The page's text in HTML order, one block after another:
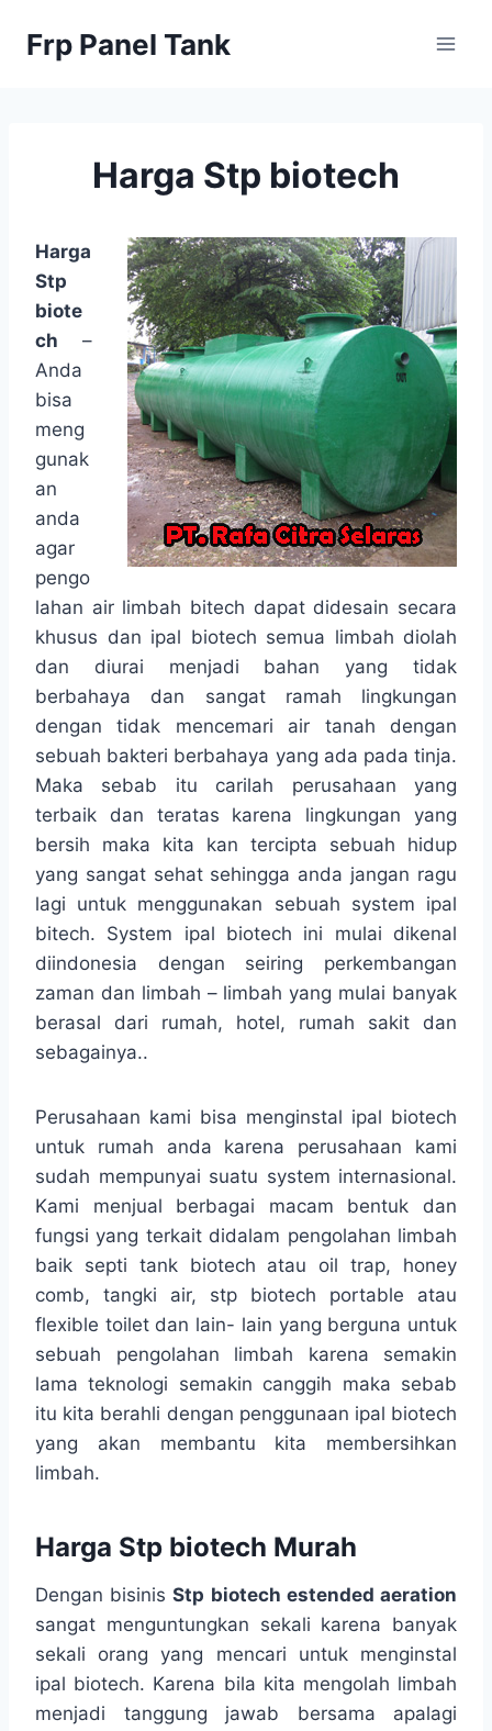
Frp Panel Tank
Harga Stp biotech
Harga
Stp
biote
ch –
Anda
bisa
meng
gunak
an
anda
agar
pengo
lahan air limbah bitech dapat didesain secara
khusus dan ipal biotech semua limbah diolah
dan diurai menjadi bahan yang tidak
berbahaya dan sangat ramah lingkungan
dengan tidak mencemari air tanah dengan
sebuah bakteri berbahaya yang ada pada tinja.
Maka sebab itu carilah perusahaan yang
terbaik dan teratas karena lingkungan yang
bersih maka kita kan tercipta sebuah hidup
yang sangat sehat sehingga anda jangan ragu
lagi untuk menggunakan sebuah system ipal
bitech. System ipal biotech ini mulai dikenal
diindonesia dengan seiring perkembangan
zaman dan limbah – limbah yang mulai banyak
berasal dari rumah, hotel, rumah sakit dan
sebagainya..
Perusahaan kami bisa menginstal ipal biotech
untuk rumah anda karena perusahaan kami
sudah mempunyai suatu system internasional.
Kami menjual berbagai macam bentuk dan
fungsi yang terkait didalam pengolahan limbah
baik septi tank biotech atau oil trap, honey
comb, tangki air, stp biotech portable atau
flexible toilet dan lain- lain yang berguna untuk
sebuah pengolahan limbah karena semakin
lama teknologi semakin canggih maka sebab
itu kita berahli dengan penggunaan ipal biotech
yang akan membantu kita membersihkan
limbah.
Harga Stp biotech Murah
Dengan bisinisStp biotech estended aeration
sangat menguntungkan sekali karena banyak
sekali orang yang mencari untuk menginstal
ipal biotech. Karena bila kita mengolah limbah
menjadi tanggung jawab bersama apalagi